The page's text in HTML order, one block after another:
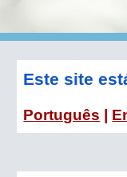
Este site
Português